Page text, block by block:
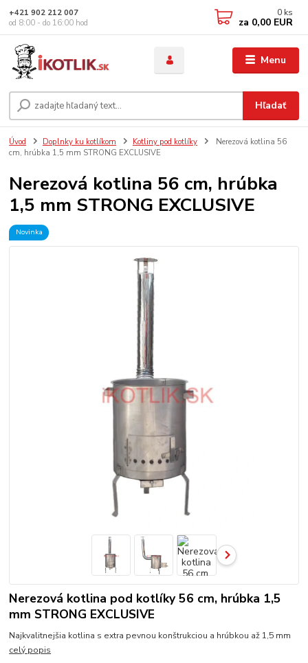
Menu
Hľadať
+421 902 212 007
od 8:00 - do 16:00 hod
0 ks
za 0,00 EUR
Úvod Doplnky ku kotlíkom Kotliny pod kotlíky
Nerezová kotlina 56
cm, hrúbka 1,5 mm STRONG EXCLUSIVE
Nerezová kotlina 56 cm, hrúbka
1,5 mm STRONG EXCLUSIVE
Novinka
Nerezová kotlina pod kotlíky 56 cm, hrúbka 1,5
mm STRONG EXCLUSIVE
Najkvalitnejšia kotlina s extra pevnou konštrukciou a hrúbkou až 1,5 mm
celý popis